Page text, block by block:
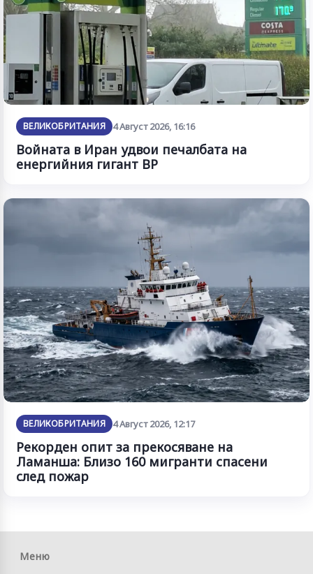
ВЕЛИКОБРИТАНИЯ 4 Август 2026, 16:16
Войната в Иран удвои печалбата на
енергийния гигант BP
ВЕЛИКОБРИТАНИЯ 4 Август 2026, 12:17
Рекорден опит за прекосяване на
Ламанша: Близо 160 мигранти спасени
след пожар
Меню